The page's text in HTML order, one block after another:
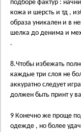
подборе фактур :
кожа и шерсть и тд ,
образа уникален и в
шелка до денима и
.
8.Чтобы избежать
каждые три слоя не
аккуратно следует
должен быть принт у
9 Конечно же проще
одежде , но более